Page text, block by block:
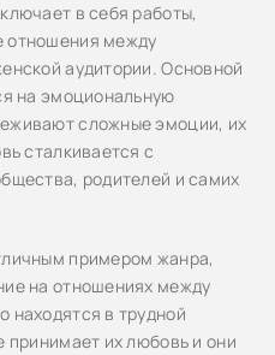
в себя работы,
отношения между
аудитории. Основной
на эмоциональную
сложные эмоции, их
сталкивается с
родителей и самих
примером жанра,
на отношениях между
в трудной
принимает их любовь и они